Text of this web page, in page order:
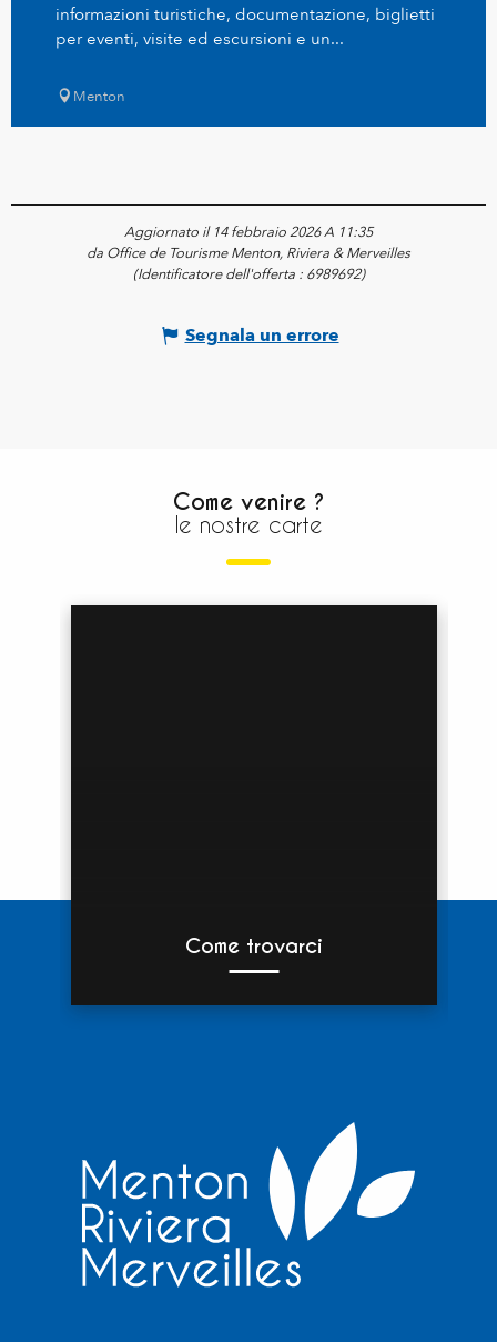
informazioni turistiche, documentazione, biglietti
per eventi, visite ed escursioni e un...
Menton
Aggiornato il 14 febbraio 2026 A 11:35
da Office de Tourisme Menton, Riviera & Merveilles
(Identificatore dell'offerta : 6989692)
Segnala un errore
Come venire ?
le nostre carte
Come trovarci